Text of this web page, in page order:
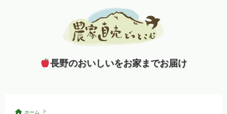
長野のおいしいをお家までお届け
ホーム